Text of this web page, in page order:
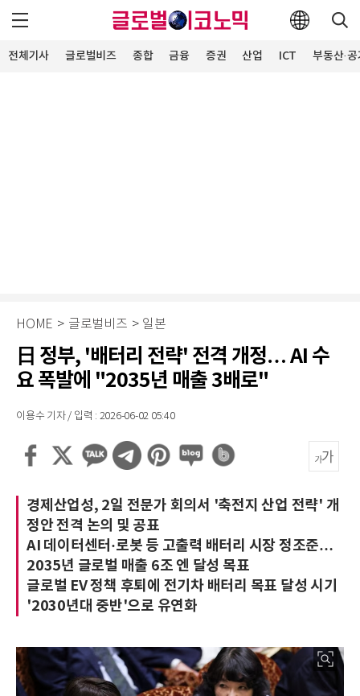
전체기사 글로벌비즈 종합 금융 증권 산업 ICT 부동산·
HOME > 글로벌비즈 > 일본
日 정부, '배터리 전략' 전격 개정… AI 수
요 폭발에 "2035년 매출 3배로"
이용수 기자 / 입력 : 2026-06-02 05:40
경제산업성, 2일 전문가 회의서 '축전지 산업 전략' 개
정안 전격 논의 및 공표
AI 데이터센터·로봇 등 고출력 배터리 시장 정조준…
2035년 글로벌 매출 6조 엔 달성 목표
글로벌 EV 정책 후퇴에 전기차 배터리 목표 달성 시기
'2030년대 중반'으로 유연화